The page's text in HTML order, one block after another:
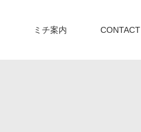
ミチ案内 CONTACT